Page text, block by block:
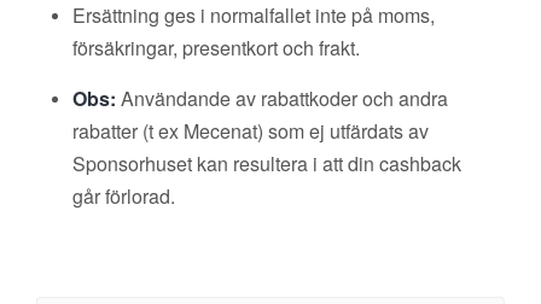
Ersättning ges i normalfallet inte på moms,
försäkringar, presentkort och frakt.
Obs: Användande av rabattkoder och andra
rabatter (t ex Mecenat) som ej utfärdats av
Sponsorhuset kan resultera i att din cashback
går förlorad.